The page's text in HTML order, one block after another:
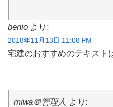
benio より:
2018年11月13日 11:08 PM
宅建のおすすめのテキスト
miwa＠管理人 より: